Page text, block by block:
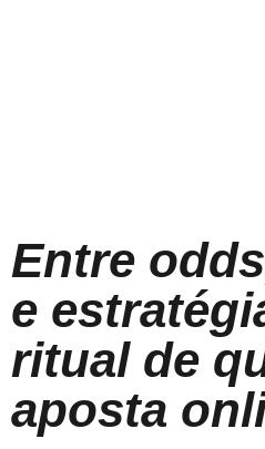
Entre
e
ritual de
aposta